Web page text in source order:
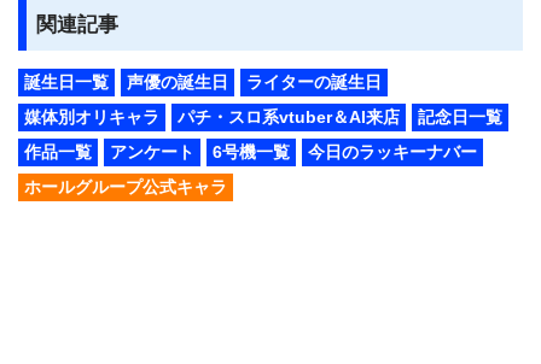
関連記事
誕生日一覧 声優の誕生日
ライターの誕生日
媒体別オリキャラ
パチ・スロ系vtuber＆AI来店
記念日一覧
作品一覧
アンケート 6号機一覧
今日のラッキーナバー
ホールグループ公式キャラ